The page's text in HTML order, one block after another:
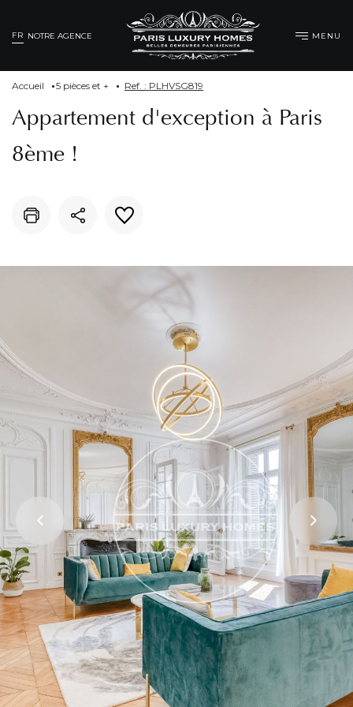
FR NOTRE AGENCE MENU
Accueil 5 pièces et + Ref. : PLHVSG819
Appartement d'exception à Paris
8ème !